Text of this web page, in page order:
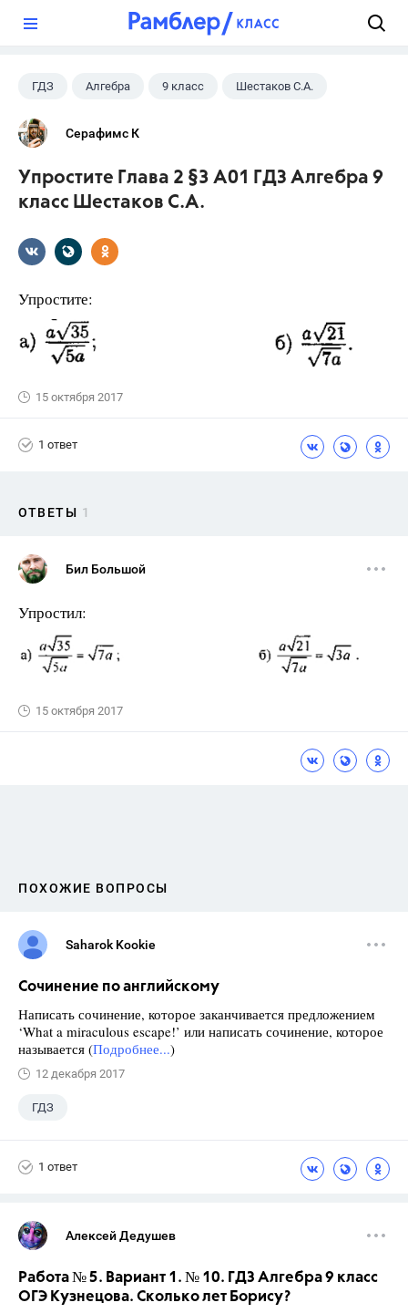
ГДЗ Алгебра 9 класс Шестаков С.А.
Серафимс К
Упростите Глава 2 §3 А01 ГДЗ Алгебра 9
класс Шестаков С.А.
Упростите:
15 октября 2017
1 ответ
ОТВЕТЫ 1
Бил Большой
Упростил:
15 октября 2017
ПОХОЖИЕ ВОПРОСЫ
Saharok Kookie
Сочинение по английскому
Написать сочинение, которое заканчивается предложением
‘What a miraculous escape!’ или написать сочинение, которое
называется (Подробнее...)
12 декабря 2017
ГДЗ
1 ответ
Алексей Дедушев
Работа № 5. Вариант 1. № 10. ГДЗ Алгебра 9 класс
ОГЭ Кузнецова. Сколько лет Борису?